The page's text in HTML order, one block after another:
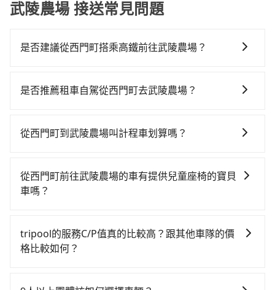
武陵農場 接送常見問題
是否建議從西門町搭乘高鐵前往武陵農場？
從最早06:26一直到23:00，台北-台中一天最多有102班
16分鐘。抵達高鐵站後，步行進站、現場購票並於月台
10分鐘出站、等待車站前排班的計程車，搭上小黃後約
花70分鐘、車費1,800元後，抵達武陵農場 (台中市和平
果全程使用tripool並到府專車接送，則每人平均花費約
1,030元，費時2小時41分鐘。選擇搭乘高鐵而不預約包
是否推薦租車自駕從西門町去武陵農場？
時不需要閉目養神（因為要自己開車），最重要的是你
$115~205承租小轎車，每公里再額外加收$3.2，從西門
町到武陵農場的花費預估為$2,600~3,250（金額差異來
估進去，但額外的汽車保險與可能的罰單都需自付。再
者，和運的iRent只提供最基本的車型，如Toyota
從西門町到武陵農場叫計程車划算嗎？
灣大車隊、Uber、Line Taxi、Yoxi等，如果在路邊攔不
到車，也可考慮打電話至附近的計程車隊，如台北市成
tripool可省高達$1,600。關於交通需要特別注意：像武
陵農場這樣的偏遠地區，計程車不會在路上巡迴找客
從西門町前往武陵農場的車有提供兒童座椅的寶貝
車嗎？
繫好安全帶，如四歲以下或身高不足的幼童無法正常綁
安全帶，則需使用嬰兒/兒童座椅或輔以增高墊。如有幼
tripool的服務C/P值真的比較高？跟其他車隊的價
格比較如何？